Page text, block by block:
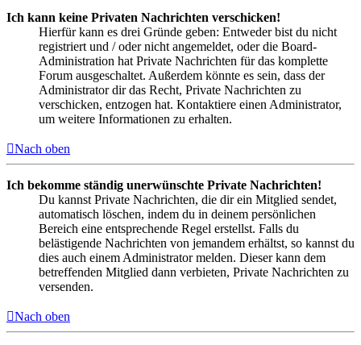
Ich kann keine Privaten Nachrichten verschicken!
Hierfür kann es drei Gründe geben: Entweder bist du nicht
registriert und / oder nicht angemeldet, oder die Board-
Administration hat Private Nachrichten für das komplette
Forum ausgeschaltet. Außerdem könnte es sein, dass der
Administrator dir das Recht, Private Nachrichten zu
verschicken, entzogen hat. Kontaktiere einen Administrator,
um weitere Informationen zu erhalten.
Nach oben
Ich bekomme ständig unerwünschte Private Nachrichten!
Du kannst Private Nachrichten, die dir ein Mitglied sendet,
automatisch löschen, indem du in deinem persönlichen
Bereich eine entsprechende Regel erstellst. Falls du
belästigende Nachrichten von jemandem erhältst, so kannst du
dies auch einem Administrator melden. Dieser kann dem
betreffenden Mitglied dann verbieten, Private Nachrichten zu
versenden.
Nach oben